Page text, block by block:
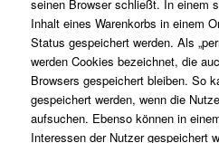
seinen Browser schließt. In einem
Inhalt eines Warenkorbs in einem
Status gespeichert werden. Als
werden Cookies bezeichnet, die
Browsers gespeichert bleiben. So
gespeichert werden, wenn die
aufsuchen. Ebenso können in
Interessen der Nutzer gespeichert